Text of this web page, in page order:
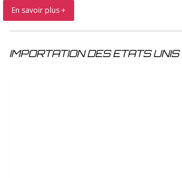
En savoir plus +
IMPORTATION DES ETATS UNIS